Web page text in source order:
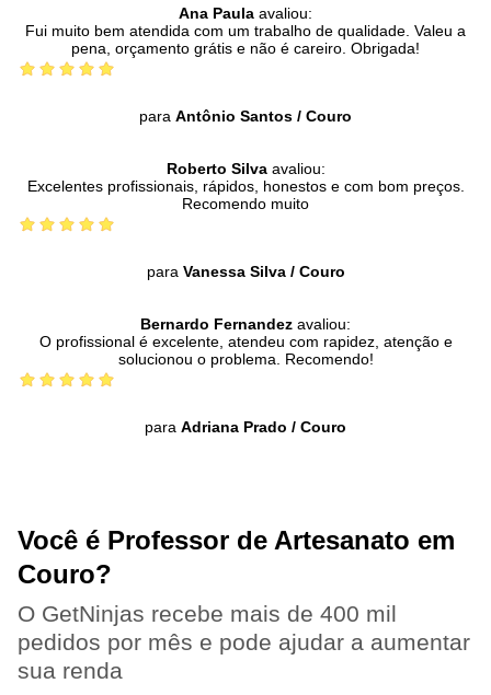
Ana Paula avaliou:
Fui muito bem atendida com um trabalho de qualidade. Valeu a
pena, orçamento grátis e não é careiro. Obrigada!
para Antônio Santos / Couro
Roberto Silvaavaliou:
Excelentes profissionais, rápidos, honestos e com bom preços.
Recomendo muito
para Vanessa Silva/ Couro
Bernardo Fernandez avaliou:
O profissional é excelente, atendeu com rapidez, atenção e
solucionou o problema. Recomendo!
para Adriana Prado / Couro
Você é Professor de Artesanato em
Couro?
O GetNinjas recebe mais de 400 mil
pedidos por mês e pode ajudar a aumentar
sua renda